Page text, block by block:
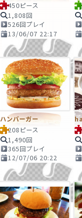
450ピース
1,808回
526回プレイ
13/06/07 22:17
ハンバーガー
208ピース
1,490回
365回プレイ
12/07/06 20:22